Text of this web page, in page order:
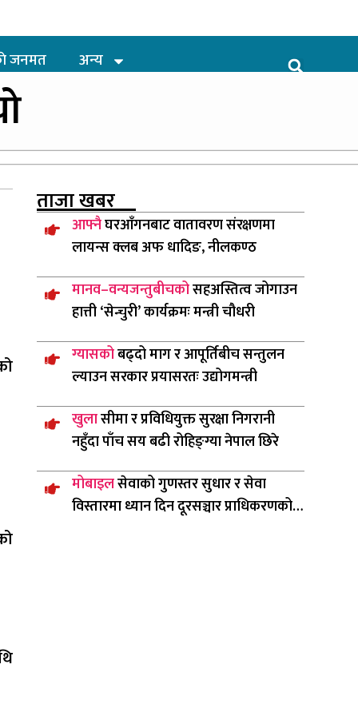
जनमत अन्य
ताजाखबर
आफ्नैघरआँगनबाट वातावरण संरक्षणमा
लायन्स क्लब अफ धादिङ, नीलकण्ठ
मानव–वन्यजन्तुबीचकोसहअस्तित्व जोगाउन
हात्ती ‘सेन्चुरी’ कार्यक्रमः मन्त्री चौधरी
ग्यासकोबढ्दो माग र आपूर्तिबीच सन्तुलन
ल्याउन सरकार प्रयासरतः उद्योगमन्त्री
खुलासीमा र प्रविधियुक्त सुरक्षा निगरानी
नहुँदा पाँच सय बढी रोहिङ्ग्या नेपाल छिरे
मोबाइलसेवाको गुणस्तर सुधार र सेवा
विस्तारमा ध्यान दिन दूरसञ्चार प्राधिकरणको